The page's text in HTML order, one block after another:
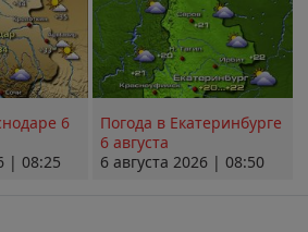
6
| 08:25
Погода в Екатеринбурге
6 августа
6 августа 2026 | 08:50